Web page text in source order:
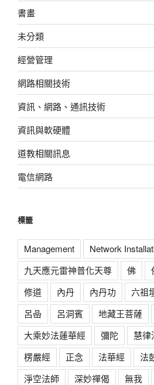
書畫
未分類
經營管理
網路相關技術
資訊、網路、通訊技術
資訊與軟硬體
道教相關訊息
電信網路
標籤
Management Network
九天應元雷神普化天尊
佛
修道
內丹 內丹功 六祖
呂喦
呂洞賓 地藏王菩薩
大乘妙法蓮華經
彌陀 慧律
楞嚴經
正念 法華經 法
淨空法師
深妙禪偈 無我